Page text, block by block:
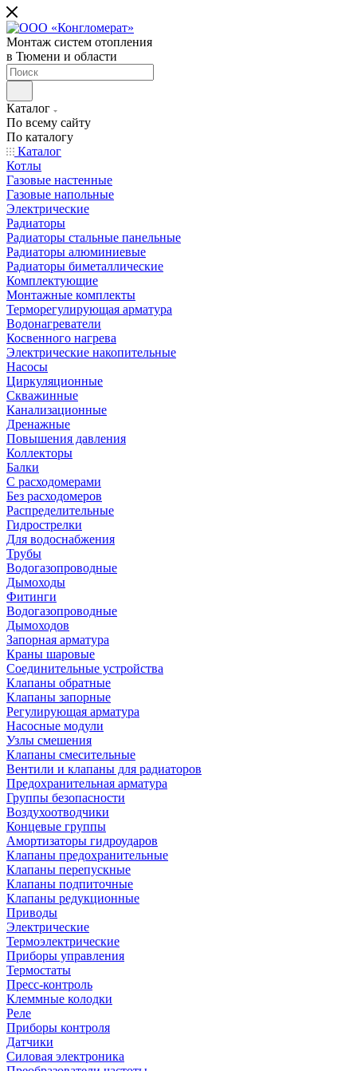
Монтаж систем отопления
в Тюмени и области
Каталог
По всему сайту
По каталогу
Каталог
Котлы
Газовые настенные
Газовые напольные
Электрические
Радиаторы
Радиаторы стальные панельные
Радиаторы алюминиевые
Радиаторы биметаллические
Комплектующие
Монтажные комплекты
Терморегулирующая арматура
Водонагреватели
Косвенного нагрева
Электрические накопительные
Насосы
Циркуляционные
Скважинные
Канализационные
Дренажные
Повышения давления
Коллекторы
Балки
С расходомерами
Без расходомеров
Распределительные
Гидрострелки
Для водоснабжения
Трубы
Водогазопроводные
Дымоходы
Фитинги
Водогазопроводные
Дымоходов
Запорная арматура
Краны шаровые
Соединительные устройства
Клапаны обратные
Клапаны запорные
Регулирующая арматура
Насосные модули
Узлы смешения
Клапаны смесительные
Вентили и клапаны для радиаторов
Предохранительная арматура
Группы безопасности
Воздухоотводчики
Концевые группы
Амортизаторы гидроударов
Клапаны предохранительные
Клапаны перепускные
Клапаны подпиточные
Клапаны редукционные
Приводы
Электрические
Термоэлектрические
Приборы управления
Термостаты
Пресс-контроль
Клеммные колодки
Реле
Приборы контроля
Датчики
Силовая электроника